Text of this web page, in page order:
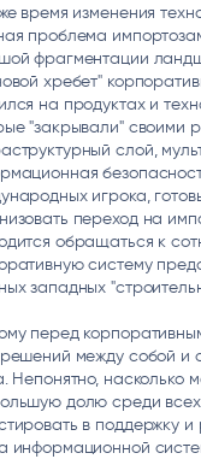
время изменения
проблема
фрагментации
хребет"
на продуктах и
"закрывали"
слой,
игрока,
переход на
обращаться к
систему
западных
перед
между собой и
Непонятно, насколько
долю среди всех
в поддержку
информационной